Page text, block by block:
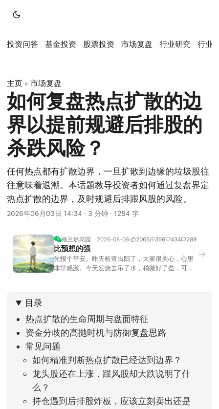
投资问答 基金投资 股票投资 市场复盘 行业研究 行业
主页 » 市场复盘
如何复盘热点扩散的边
界以提前规避后排股的
杀跌风险？
任何热点都有扩散边界，一旦扩散到边缘的垃圾股往
往意味着退潮。本话题教导投资者如何通过复盘界定
热点扩散的边界，及时规避后排跟风股的风险。
2026年06月03日 14:34 · 3 分钟 · 1284 字
格兰后花园 2026-08-06 2065 356 434 289
比预想的强
先报个平安。昨天检查出阳了，大家很关心，心里
非常感激。今天发烧去吊了水，稍微好了些，可没
去相差不大，但细看下来，跌幅超过3%的只有不到
→
目录
热点扩散的生命周期与盘面特征
资金分歧的高抛时机与防御复盘思路
常见问题
如何精准判断热点扩散已经达到边界？
龙头股还在上涨，跟风股却大跌说明了什
么？
持仓遇到后排股炸板，应该立刻卖出还是